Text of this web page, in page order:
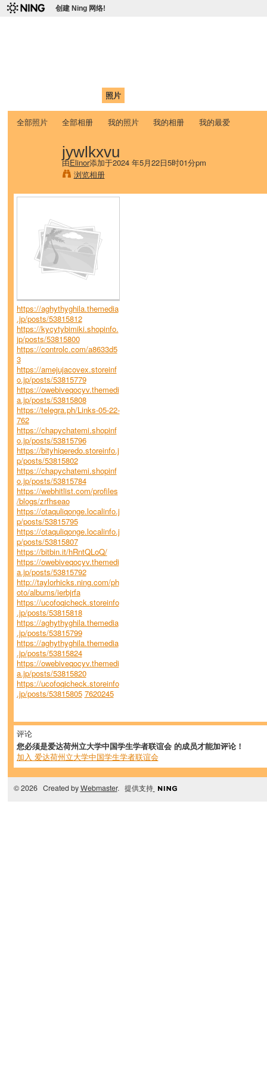
创建 Ning 网络!
照片
全部照片 全部相册 我的照片 我的相册 我的最爱
jywlkxvu
由Elinor添加于2024 年5月22日5时01分pm
浏览相册
https://aghythyghila.themedia
.jp/posts/53815812
https://kycytybimiki.shopinfo.
jp/posts/53815800
https://controlc.com/a8633d5
3
https://amejujacovex.storeinf
o.jp/posts/53815779
https://owebiveqocyv.themedi
a.jp/posts/53815808
https://telegra.ph/Links-05-22-
762
https://chapychatemi.shopinf
o.jp/posts/53815796
https://bityhiqeredo.storeinfo.j
p/posts/53815802
https://chapychatemi.shopinf
o.jp/posts/53815784
https://webhitlist.com/profiles
/blogs/zrfhseao
https://otaquliqonge.localinfo.j
p/posts/53815795
https://otaquliqonge.localinfo.j
p/posts/53815807
https://bitbin.it/hRntQLoQ/
https://owebiveqocyv.themedi
a.jp/posts/53815792
http://taylorhicks.ning.com/ph
oto/albums/ierbjrfa
https://ucofoqicheck.storeinfo
.jp/posts/53815818
https://aghythyghila.themedia
.jp/posts/53815799
https://aghythyghila.themedia
.jp/posts/53815824
https://owebiveqocyv.themedi
a.jp/posts/53815820
https://ucofoqicheck.storeinfo
.jp/posts/53815805 7620245
评论
您必须是爱达荷州立大学中国学生学者联谊会 的成员才能加评论！
加入 爱达荷州立大学中国学生学者联谊会
© 2026 Created byWebmaster. 提供支持